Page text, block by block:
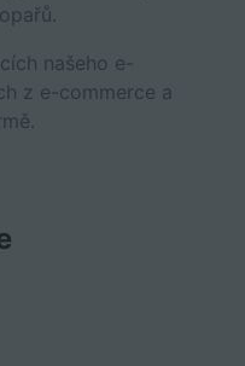
našeho e-
z e-commerce a